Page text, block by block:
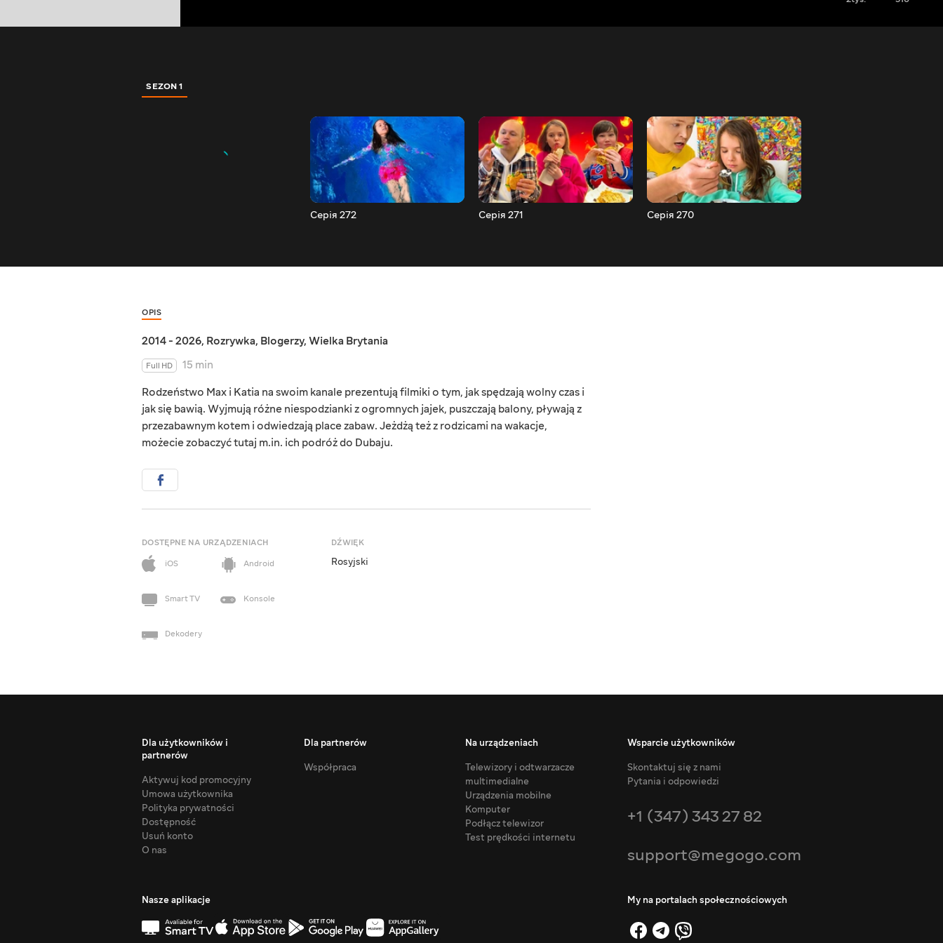
SEZON 1
Серія 272 Серія 271 Серія 270
OPIS
2014 - 2026, Rozrywka, Blogerzy, Wielka Brytania
Full HD
15 min
Rodzeństwo Max i Katia na swoim kanale prezentują filmiki o tym, jak spędzają wolny czas i
jak się bawią. Wyjmują różne niespodzianki z ogromnych jajek, puszczają balony, pływają z
przezabawnym kotem i odwiedzają place zabaw. Jeżdżą też z rodzicami na wakacje,
możecie zobaczyć tutaj m.in. ich podróż do Dubaju.
DOSTĘPNE NA URZĄDZENIACH
iOS
Android
Smart TV Konsole
Dekodery
DŹWIĘK
Rosyjski
Dla użytkowników i
partnerów
Aktywuj kod promocyjny
Umowa użytkownika
Polityka prywatności
Dostępność
Usuń konto
O nas
Dla partnerów
Współpraca
Na urządzeniach
Telewizory i odtwarzacze
multimedialne
Urządzenia mobilne
Komputer
Podłącz telewizor
Test prędkości internetu
Wsparcie użytkowników
Skontaktuj się z nami
Pytania i odpowiedzi
+1 (347) 343 27 82
support@megogo.com
Nasze aplikacje My na portalach społecznościowych